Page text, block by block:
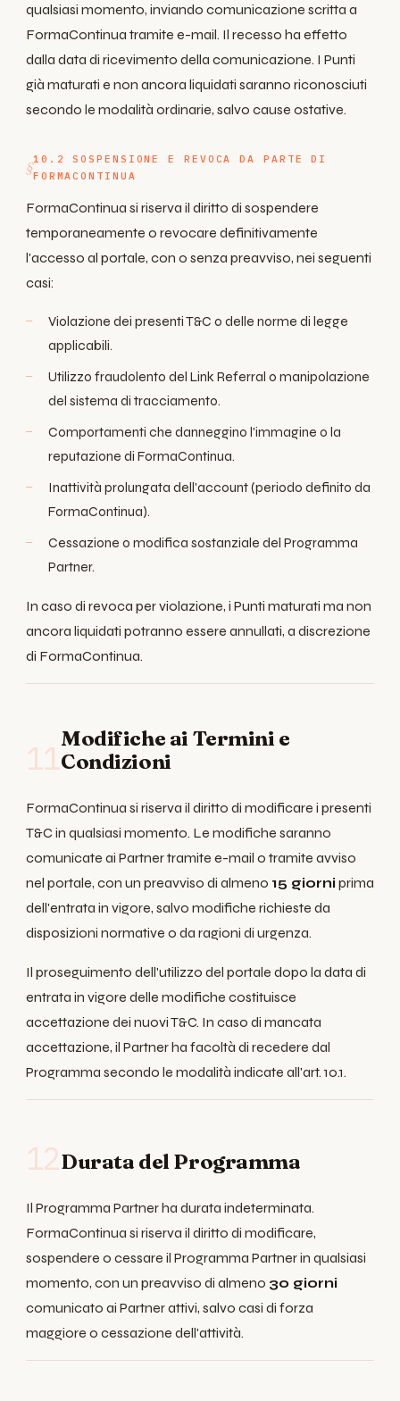
qualsiasi momento, inviando comunicazione scritta a
FormaContinua tramite e-mail. Il recesso ha effetto
dalla data di ricevimento della comunicazione. I Punti
già maturati e non ancora liquidati saranno riconosciuti
secondo le modalità ordinarie, salvo cause ostative.
10.2 SOSPENSIONE E REVOCA DA PARTE DI
FORMACONTINUA
FormaContinua si riserva il diritto di sospendere
temporaneamente o revocare definitivamente
l'accesso al portale, con o senza preavviso, nei seguenti
casi:
Violazione dei presenti T&C o delle norme di legge
applicabili.
Utilizzo fraudolento del Link Referral o manipolazione
del sistema di tracciamento.
Comportamenti che danneggino l'immagine o la
reputazione di FormaContinua.
Inattività prolungata dell'account (periodo definito da
FormaContinua).
Cessazione o modifica sostanziale del Programma
Partner.
In caso di revoca per violazione, i Punti maturati ma non
ancora liquidati potranno essere annullati, a discrezione
di FormaContinua.
11
Modifiche ai Termini e
Condizioni
FormaContinua si riserva il diritto di modificare i presenti
T&C in qualsiasi momento. Le modifiche saranno
comunicate ai Partner tramite e-mail o tramite avviso
nel portale, con un preavviso di almeno 15 giorniprima
dell'entrata in vigore, salvo modifiche richieste da
disposizioni normative o da ragioni di urgenza.
Il proseguimento dell'utilizzo del portale dopo la data di
entrata in vigore delle modifiche costituisce
accettazione dei nuovi T&C. In caso di mancata
accettazione, il Partner ha facoltà di recedere dal
Programma secondo le modalità indicate all'art. 10.1.
12Durata del Programma
Il Programma Partner ha durata indeterminata.
FormaContinua si riserva il diritto di modificare,
sospendere o cessare il Programma Partner in qualsiasi
momento, con un preavviso di almeno 30 giorni
comunicato ai Partner attivi, salvo casi di forza
maggiore o cessazione dell'attività.